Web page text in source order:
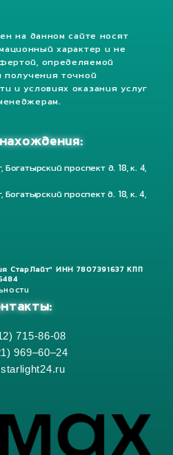
на данном сайте носят
характер и не
определяемой
получения точной
и условиях оказания услуг
проспект д. 18, к. 4,
Богатырский проспект д. 18, к. 4,
СтарЛайт" ИНН 7807391637 КПП
715-86-08
969–60–24